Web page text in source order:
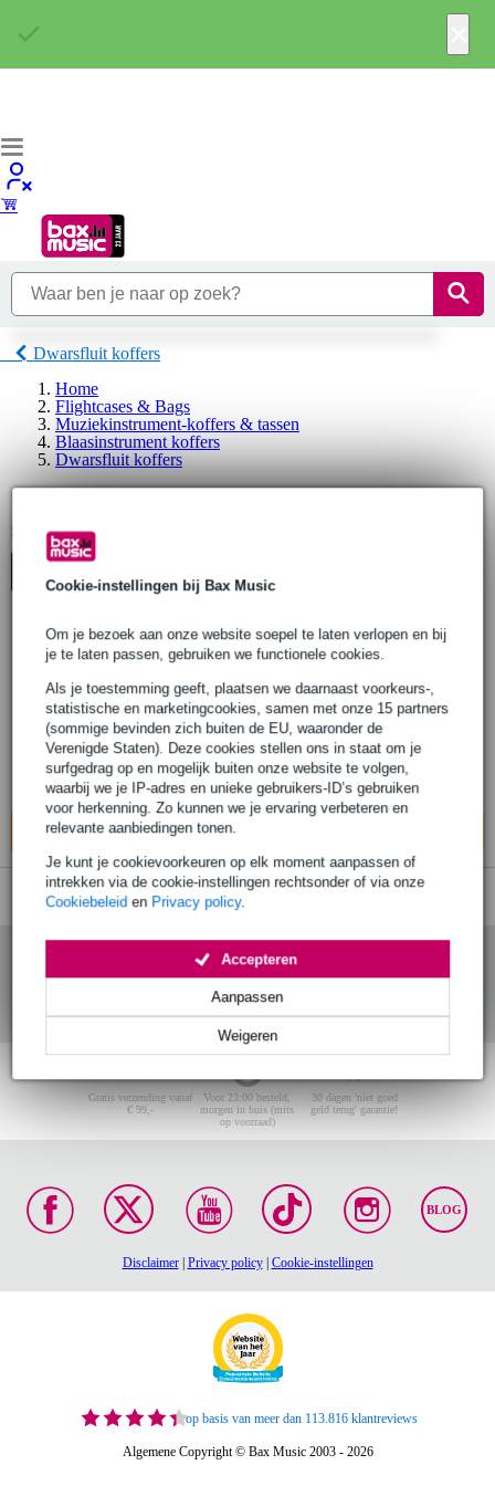
Cookie-instellingen bij Bax Music
Om je bezoek aan onze website soepel te laten verlopen en bij
je te laten passen, gebruiken we functionele cookies.
Als je toestemming geeft, plaatsen we daarnaast voorkeurs-,
statistische en marketingcookies, samen met onze 15 partners
(sommige bevinden zich buiten de EU, waaronder de
Verenigde Staten). Deze cookies stellen ons in staat om je
surfgedrag op en mogelijk buiten onze website te volgen,
waarbij we je IP-adres en unieke gebruikers-ID’s gebruiken
voor herkenning. Zo kunnen we je ervaring verbeteren en
relevante aanbiedingen tonen.
Je kunt je cookievoorkeuren op elk moment aanpassen of
intrekken via de cookie-instellingen rechtsonder of via onze
Cookiebeleid en Privacy policy.
Weigeren
Aanpassen
Accepteren
Dwarsfluit koffers
Home
Flightcases & Bags
Muziekinstrument-koffers & tassen
Blaasinstrument koffers
Dwarsfluit koffers
Reunion Blues Dwarsfluit koffers
Er is 1product gevonden.
Reunion Blues RBX-FLT Flute Case
softcase voor dwarsfluit
€ 73,-
Levertijd onbekend
In mijn winkelwagen
Gratis verzending vanaf
€ 99,-
Voor 23:00 besteld,
morgen in huis (mits
op voorraad)
30 dagen 'niet goed
geld terug' garantie!
BLOG
Disclaimer| Privacy policy| Cookie-instellingen
op basis van meer dan 113.816 klantreviews
Algemene Copyright © Bax Music 2003 - 2026